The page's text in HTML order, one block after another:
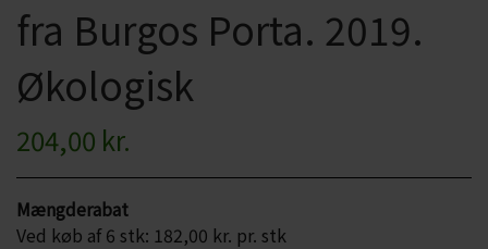
CHARDONNAY
REFOSCO
RIESLING
CHOKOLADE, LAKRIDS ETC
TONICS OG VAND
JUL OG GLØGG
fra Burgos Porta. 2019.
Økologisk
204,00 kr.
Mængderabat
Ved køb af 6 stk: 182,00 kr. pr. stk